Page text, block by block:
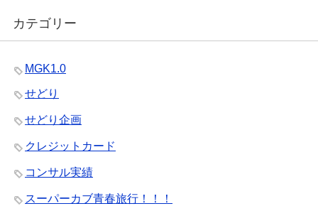
カテゴリー
MGK1.0
せどり
せどり企画
クレジットカード
コンサル実績
スーパーカブ青春旅行！！！